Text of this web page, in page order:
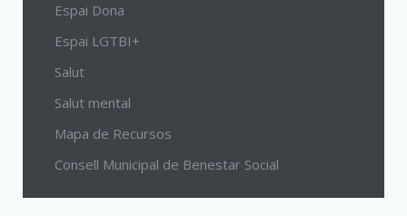
Espai Dona
Espai LGTBI+
Salut
Salut mental
Mapa de Recursos
Consell Municipal de Benestar Social